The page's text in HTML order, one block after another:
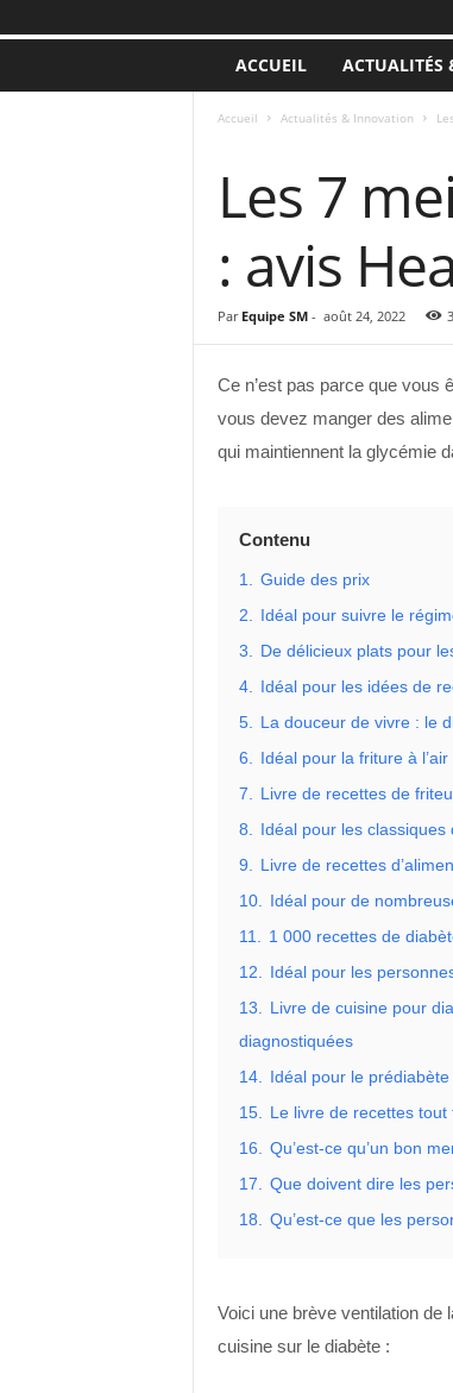
ACCUEIL
Accueil Actualités & Innovation
Les 7
: avis
Par Equipe SM- août 24, 2022
Ce n’est pas parce que vous
vous devez manger des
qui maintiennent la glycémie
Contenu
1. Guide des prix
2.
Idéal pour suivre le
3. De délicieux plats pour
4.
Idéal pour les idées de
5. La douceur de vivre : le
6.
Idéal pour la friture à l’air
7. Livre de recettes de
8.
Idéal pour les classiques
9. Livre de recettes
10.
Idéal pour de
11. 1 000 recettes de
12.
Idéal pour les
13. Livre de cuisine pour
diagnostiquées
14.
Idéal pour le prédiabète
15. Le livre de recettes
16. Qu’est-ce qu’un bon
17. Que doivent dire les
18. Qu’est-ce que les
Voici une brève ventilation de
cuisine sur le diabète :